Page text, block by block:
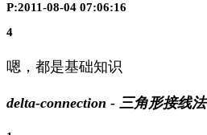
P:2011-08-04 07:06:16
4
嗯，都是基础知识
delta-connection - 三角形接线法